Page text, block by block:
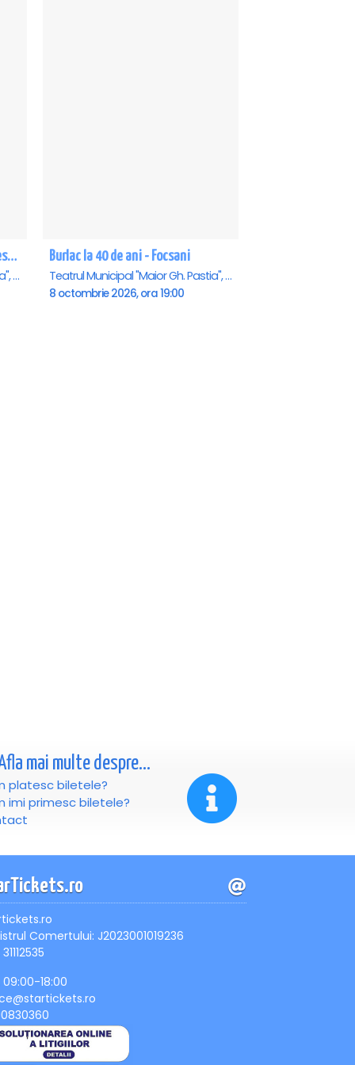
Richard 3.0 - dupa William Shakespeare - Premiera - Focsani
Teatrul Municipal "Maior Gh. Pastia", Focsani
Burlac la 40 de ani - Focsani
Teatrul Municipal "Maior Gh. Pastia", Focsani
8 octombrie 2026, ora 19:00
mai multe despre...
platesc biletele?
imi primesc biletele?
Comertului: J2023001019236
09:00-18:00